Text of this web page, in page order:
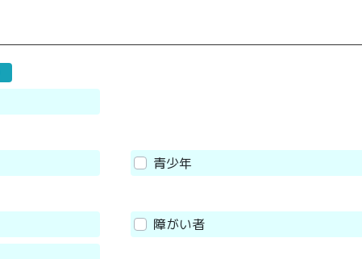
青少年
障がい者